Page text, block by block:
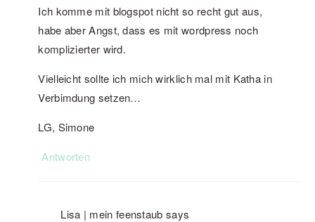
Ich komme mit blogspot nicht so recht gut aus,
habe aber Angst, dass es mit wordpress noch
komplizierter wird.
Vielleicht sollte ich mich wirklich mal mit Katha in
Verbimdung setzen…
LG, Simone
Antworten
Lisa | mein feenstaub says